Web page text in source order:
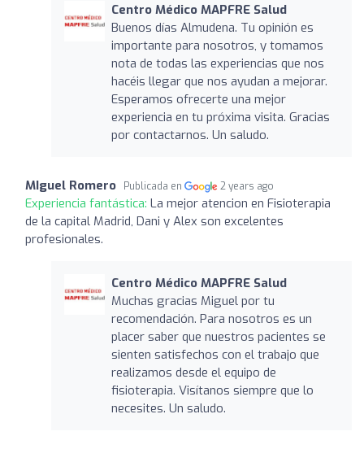
Centro Médico MAPFRE Salud
Buenos días Almudena. Tu opinión es
importante para nosotros, y tomamos
nota de todas las experiencias que nos
hacéis llegar que nos ayudan a mejorar.
Esperamos ofrecerte una mejor
experiencia en tu próxima visita. Gracias
por contactarnos. Un saludo.
MIguel Romero Publicada en 2 years ago
Experiencia fantástica: La mejor atencion en Fisioterapia
de la capital Madrid, Dani y Alex son excelentes
profesionales.
Centro Médico MAPFRE Salud
Muchas gracias Miguel por tu
recomendación. Para nosotros es un
placer saber que nuestros pacientes se
sienten satisfechos con el trabajo que
realizamos desde el equipo de
fisioterapia. Visítanos siempre que lo
necesites. Un saludo.